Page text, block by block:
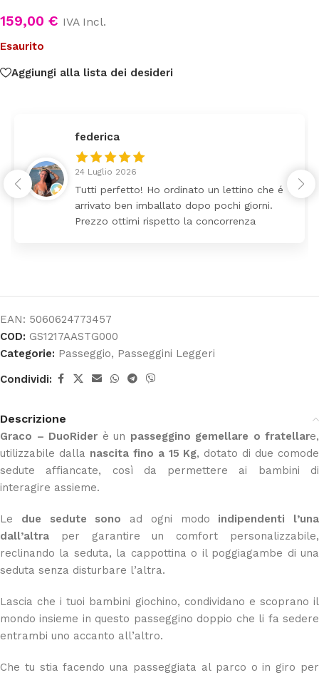
159,00 € IVA Incl.
Esaurito
Aggiungi alla lista dei desideri
federica
24 Luglio 2026
Tutti perfetto! Ho ordinato un lettino che é
arrivato ben imballato dopo pochi giorni.
Prezzo ottimi rispetto la concorrenza
EAN: 5060624773457
COD: GS1217AASTG000
Categorie: Passeggio, Passeggini Leggeri
Condividi:
Descrizione
Graco – DuoRider è un passeggino gemellare o fratellare,
utilizzabile dalla nascita fino a 15 Kg, dotato di due comode
sedute affiancate, così da permettere ai bambini di
interagire assieme.
Le due sedute sono ad ogni modo indipendenti
l’una
dall’altra per garantire un comfort personalizzabile,
reclinando la seduta, la cappottina o il poggiagambe di una
seduta senza disturbare l’altra.
Lascia che i tuoi bambini giochino, condividano e scoprano il
mondo insieme in questo passeggino doppio che li fa sedere
entrambi uno accanto all’altro.
Che tu stia facendo una passeggiata al parco o in giro per